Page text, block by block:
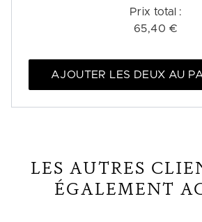
Prix ​​total :
65,40 €
AJOUTER LES DEUX AU
LES AUTRES
ÉGALEMENT